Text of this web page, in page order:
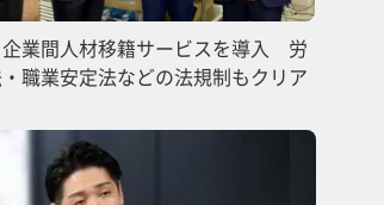
業間人材移籍サービスを導入 労
職業安定法などの法規制もクリア